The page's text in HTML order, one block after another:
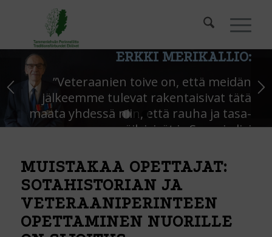
ERKKI MERIKALLIO:
”Veteraanien toive on, että meidän
jälkeemme tulevat rakentaisivat tätä
maata yhdessä niin, että rauha ja tasa-
arvo säilyisivät ja Suomi olisi
1 2 3
MUISTAKAA OPETTAJAT:
SOTAHISTORIAN JA
VETERAANIPERINTEEN
OPETTAMINEN NUORILLE